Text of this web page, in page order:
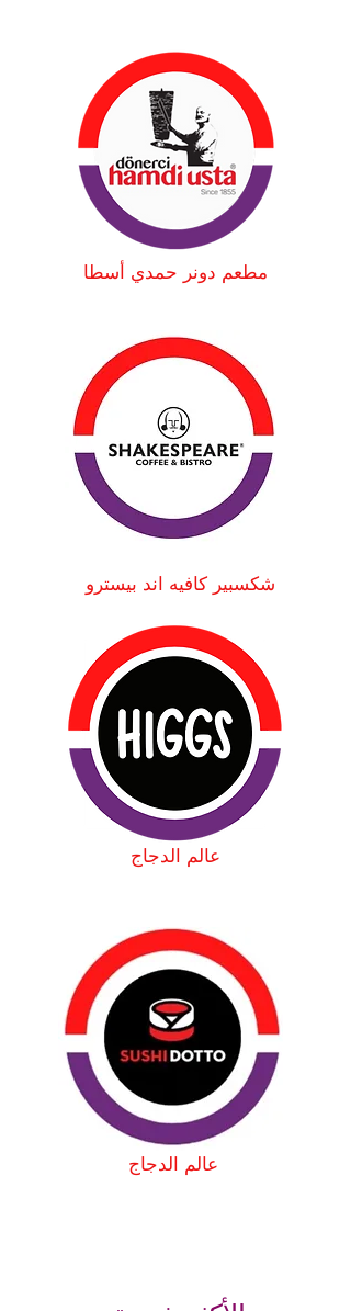
مطعم دونر حمدي أسطا
شكسبير كافيه اند بيسترو
عالم الدجاج
عالم الدجاج